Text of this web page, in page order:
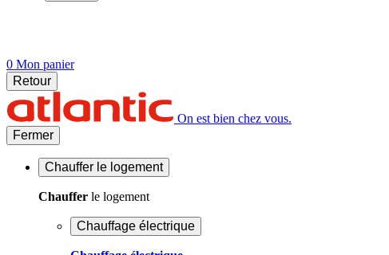
0 Mon panier
Retour
On est bien chez vous.
Fermer
Chauffer le logement
Chauffer le logement
Chauffage électrique